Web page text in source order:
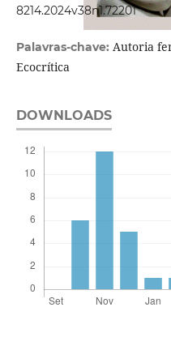
8214.2024v38n1.72201
Palavras-chave: Autoria
Ecocrítica
DOWNLOADS